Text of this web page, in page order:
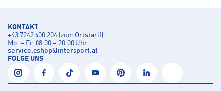
KONTAKT
+43 7242 600 204 (zum Ortstarif)
Mo. – Fr. 08:00 – 20:00 Uhr
service.eshop@intersport.at
FOLGE UNS